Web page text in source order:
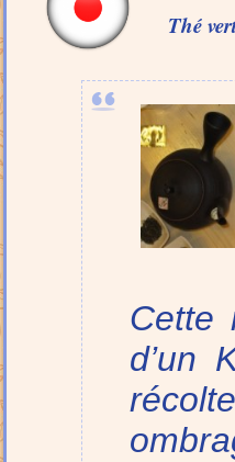
Thé
Cette
d’un